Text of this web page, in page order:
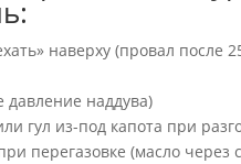
наверху (провал после
давление наддува)
гул из-под капота при
перегазовке (масло через